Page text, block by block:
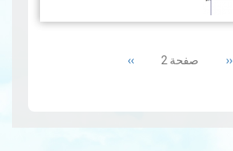
هذا و قد بلغت معدلات
أعلى من المعدلات العادية بـPrevious
‹‹ صفحة 2 Next
››